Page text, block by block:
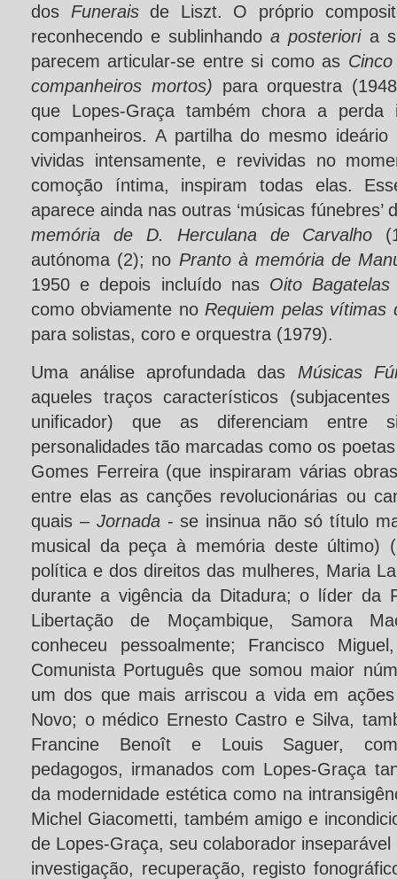
dos Funeraisde Liszt. O próprio
reconhecendo e sublinhandoa posteriori a
parecem articular-se entre si como as
companheiros mortos) para orquestra
que Lopes-Graça também chora a perda
companheiros. A partilha do mesmo
vividas intensamente, e revividas no
comoção íntima, inspiram todas elas.
aparece ainda nas outras ‘músicas
memória de D. Herculana de Carvalho
autónoma (2); no Pranto à memória de
1950 e depois incluído nas Oito
como obviamente no Requiem pelas
para solistas, coro e orquestra (1979).
Uma análise aprofundada das Músicas
aqueles traços característicos
unificador) que as diferenciam entre
personalidades tão marcadas como os
Gomes Ferreira (que inspiraram várias
entre elas as canções revolucionárias ou
quais – Jornada - se insinua não só título
musical da peça à memória deste último)
política e dos direitos das mulheres, Maria
durante a vigência da Ditadura; o líder da
Libertação de Moçambique, Samora
conheceu pessoalmente; Francisco
Comunista Português que somou maior
um dos que mais arriscou a vida em
Novo; o médico Ernesto Castro e Silva,
Francine Benoît e Louis Saguer,
pedagogos, irmanados com Lopes-Graça
da modernidade estética como na
Michel Giacometti, também amigo e
de Lopes-Graça, seu colaborador
investigação, recuperação, registo